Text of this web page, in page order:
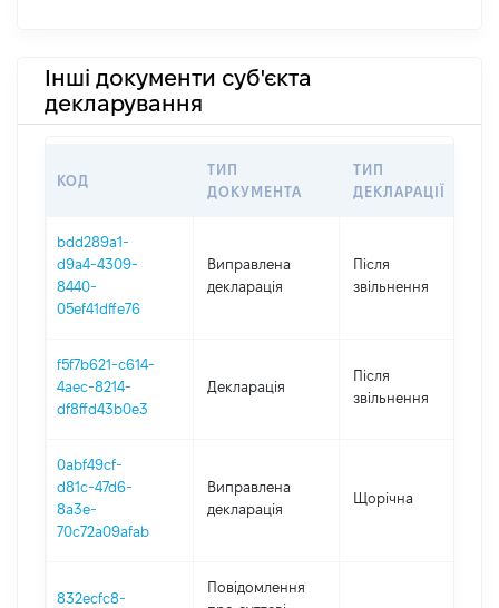
Інші документи суб'єкта
декларування
КОД
ТИП
ДОКУМЕНТА
ТИП
ДЕКЛАРАЦІЇ
bdd289a1-
d9a4-4309-
8440-
05ef41dffe76
Виправлена
декларація
Після
звільнення
f5f7b621-c614-
4aec-8214-
df8ffd43b0e3
Декларація
Після
звільнення
0abf49cf-
d81c-47d6-
8a3e-
70c72a09afab
Виправлена
декларація
Щорічна
832ecfc8-
Повідомлення